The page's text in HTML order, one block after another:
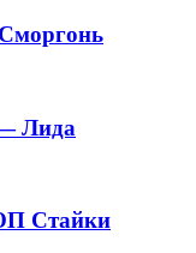
Лида
Стайки